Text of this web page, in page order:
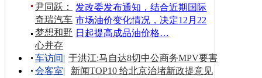
发改委发布通知，结合近期国际
市场油价变化情况，决定12月22
日起提高成品油价格…
尹同跃：
奇瑞汽车
梦想和野
心并存
车访间| 于洪江:马自达8切中公商务MPV要害
会客室|
新闻TOP10 给北京治堵新政提意见